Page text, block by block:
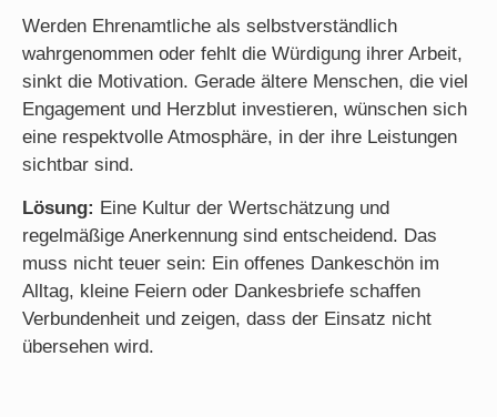
Werden Ehrenamtliche als selbstverständlich
wahrgenommen oder fehlt die Würdigung ihrer Arbeit,
sinkt die Motivation. Gerade ältere Menschen, die viel
Engagement und Herzblut investieren, wünschen sich
eine respektvolle Atmosphäre, in der ihre Leistungen
sichtbar sind.
Lösung: Eine Kultur der Wertschätzung und
regelmäßige Anerkennung sind entscheidend. Das
muss nicht teuer sein: Ein offenes Dankeschön im
Alltag, kleine Feiern oder Dankesbriefe schaffen
Verbundenheit und zeigen, dass der Einsatz nicht
übersehen wird.